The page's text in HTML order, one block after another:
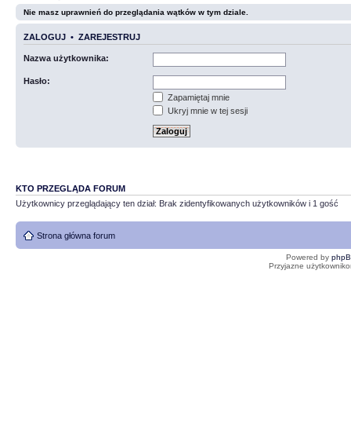
Nie masz uprawnień do przeglądania wątków w tym dziale.
ZALOGUJ • ZAREJESTRUJ
Nazwa użytkownika:
Hasło:
Zapamiętaj mnie
Ukryj mnie w tej sesji
KTO PRZEGLĄDA FORUM
Użytkownicy przeglądający ten dział: Brak zidentyfikowanych użytkowników i 1 gość
Strona główna forum
Powered by
Przyjazne